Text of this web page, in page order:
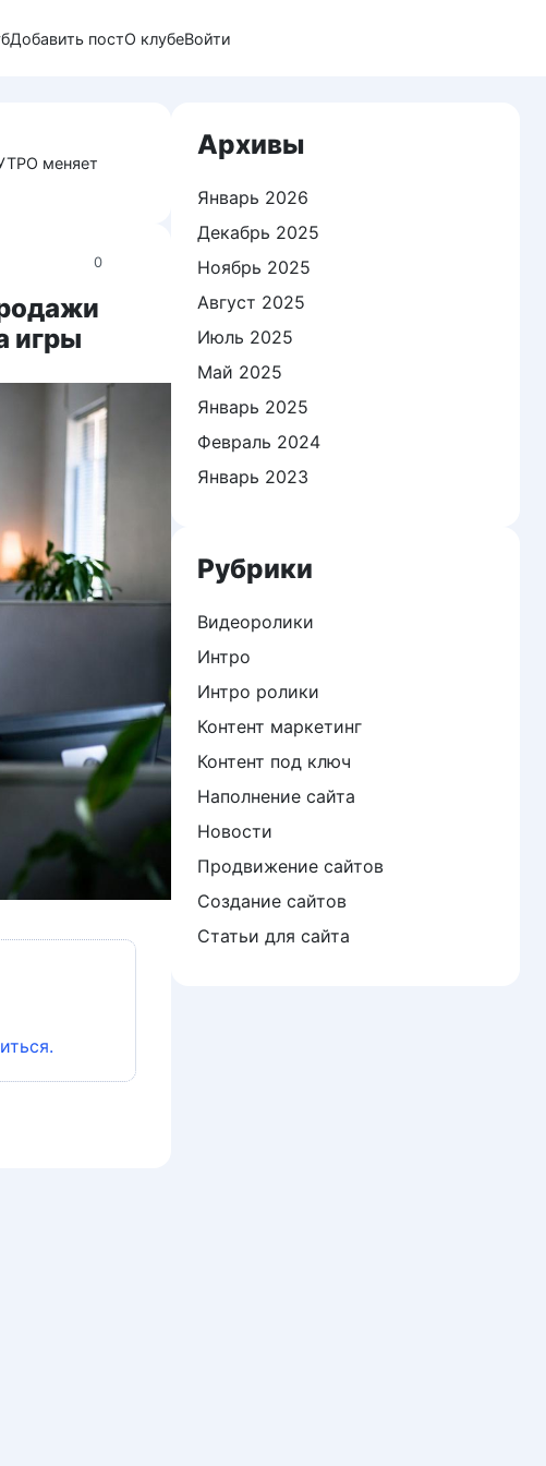
Добавить постО клубеВойти
меняет
0
игры
Архивы
Январь 2026
Декабрь 2025
Ноябрь 2025
Август 2025
Июль 2025
Май 2025
Январь 2025
Февраль 2024
Январь 2023
Рубрики
Видеоролики
Интро
Интро ролики
Контент маркетинг
Контент под ключ
Наполнение сайта
Новости
Продвижение сайтов
Создание сайтов
Статьи для сайта